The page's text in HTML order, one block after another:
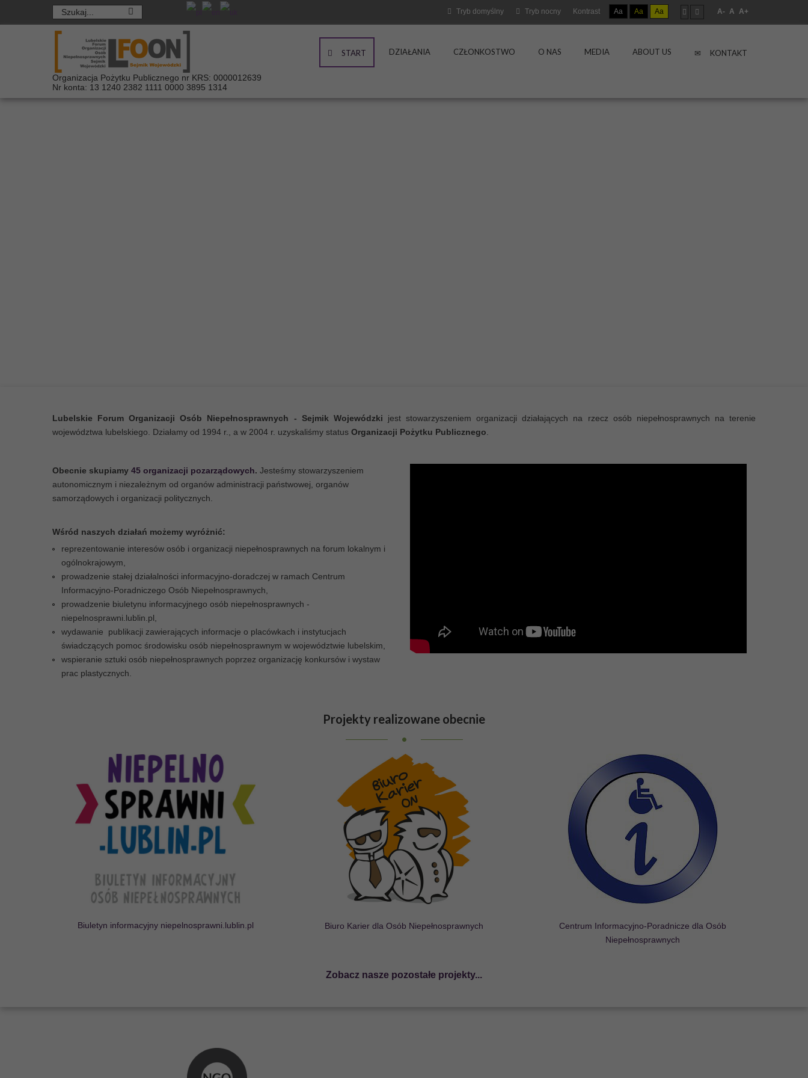
Tryb domyślny Tryb nocny Kontrast Aa Aa Aa A- A A+
Organizacja Pożytku Publicznego nr KRS: 0000012639
Nr konta: 13 1240 2382 1111 0000 3895 1314
START DZIAŁANIA CZŁONKOSTWO O NAS MEDIA ABOUT US KONTAKT
Każdego dnia ok. 150 tys. dorosłych niesamodzielnych
zmienia pieluchomajtki. Robią to w niehigienicznych
i urągających godności warunkach...
ratunek ich godności.
CZYTAJ WIĘCEJ
Lubelscy Liderzy Dostępności na Start
Projekt odpowiada na potrzeb wypracowania i wdrożenia
w regionie lubelskim modelu kompleksowego programu
dzysektorowej NGO z JST na rzecz
dost ępności cyfrowej, architektonicznej itp...
Lubelskie Forum Organizacji Osób Niepełnosprawnych - Sejmik Wojewódzki jest stowarzyszeniem organizacji działających na rzecz osób niepełnosprawnych na terenie
województwa lubelskiego. Działamy od 1994 r., a w 2004 r. uzyskaliśmy status Organizacji Pożytku Publicznego.
Obecnie skupiamy 45 organizacji pozarządowych. Jesteśmy stowarzyszeniem
autonomicznym i niezależnym od organów administracji państwowej, organów
samorządowych i organizacji politycznych.
Wśród naszych działań możemy wyróżnić:
reprezentowanie interesów osób i organizacji niepełnosprawnych na forum lokalnym i
ogólnokrajowym,
prowadzenie stałej działalności informacyjno-doradczej w ramach Centrum
Informacyjno-Poradniczego Osób Niepełnosprawnych,
prowadzenie biuletynu informacyjnego osób niepełnosprawnych -
niepelnosprawni.lublin.pl,
wydawanie publikacji zawierających informacje o placówkach i instytucjach
świadczących pomoc środowisku osób niepełnosprawnym w województwie lubelskim,
wspieranie sztuki osób niepełnosprawnych poprzez organizację konkursów i wystaw
prac plastycznych.
Projekty realizowane obecnie
Biuletyn informacyjny niepelnosprawni.lublin.pl Biuro Karier dla Osób Niepełnosprawnych
Centrum Informacyjno-Poradnicze dla Osób
Niepełnosprawnych
Zobacz nasze pozostałe projekty...